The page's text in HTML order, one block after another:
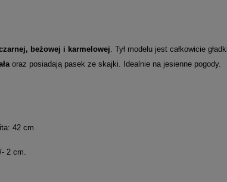
beżowej i karmelowej. Tył modelu jest całkowicie
oraz posiadają pasek ze skajki. Idealnie na jesienne pogody.
42 cm
2 cm.